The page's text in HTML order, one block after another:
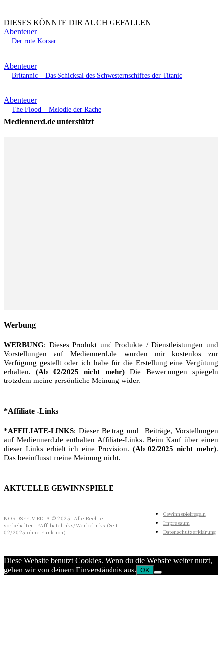
DIESES KÖNNTE DIR AUCH GEFALLEN
Abenteuer
Der rote Korsar
Abenteuer
Britannic – Das Schicksal des Schwesternschiffes der Titanic
Abenteuer
The Flood – Melodie der Rache
Mediennerd.de unterstützt
Werbung
WERBUNG: Dieses Produkt und Produkte / Dienstleistungen und
Vorstellungen auf Mediennerd.de wurden mir kostenlos zur
Verfügung gestellt oder ich habe für die Erstellung eine Vergütung
erhalten.(Ab 02/2025 nicht mehr)Die Bewertungen spiegeln
trotzdem meine persönliche Meinung wider.
*Affiliate -Links
*AFFILIATE-LINKS: Dieser Beitrag und Beiträge, Vorstellungen
auf Mediennerd.de enthalten Affiliate-Links. Beim Kauf über einen
dieser Links erhielt ich eine Provision. (Ab 02/2025 nicht mehr).
Das beeinflusst meine Meinung nicht.
AKTUELLE GEWINNSPIELE
NORDSEE.MEDIA © 2025. Alle Rechte
vorbehalten. *Affiliatelinks/Werbelinks (Seit
02/2025 ohne Funktion)
Gewinnspielregeln
Impressum
Datenschutzerklärung
Diese Website benutzt Cookies. Wenn du die Website weiter nutzt,
gehen wir von deinem Einverständnis aus. OK